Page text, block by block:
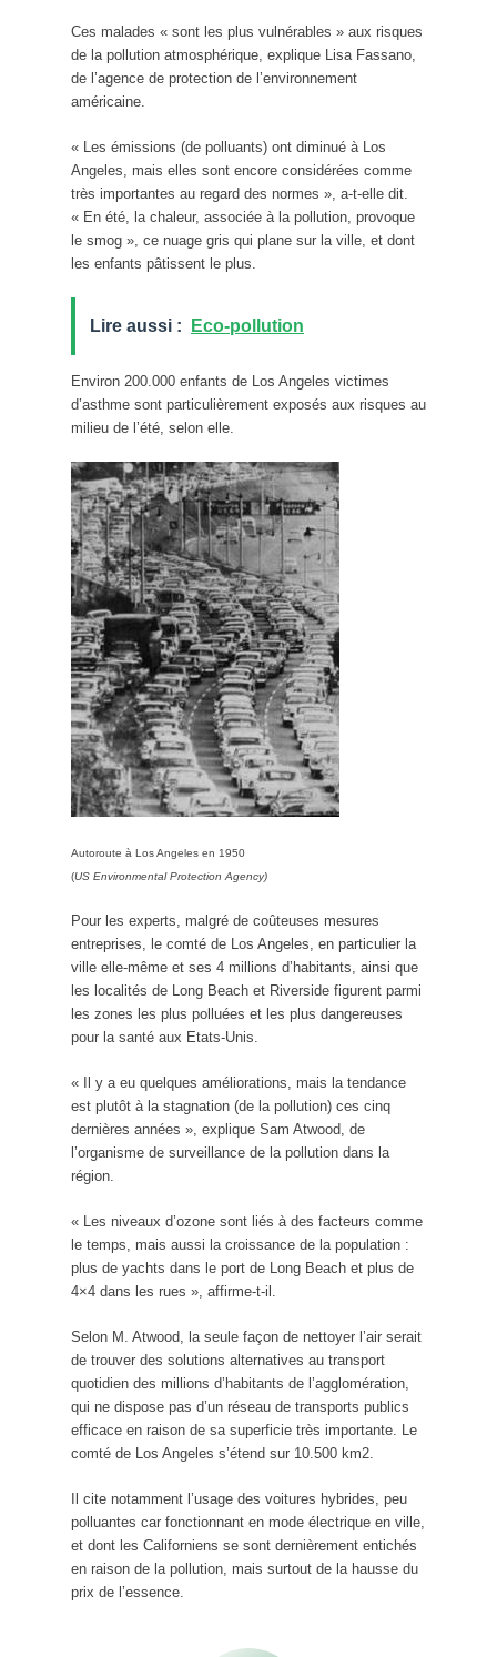
Ces malades « sont les plus vulnérables » aux risques
de la pollution atmosphérique, explique Lisa Fassano,
de l’agence de protection de l’environnement
américaine.
« Les émissions (de polluants) ont diminué à Los
Angeles, mais elles sont encore considérées comme
très importantes au regard des normes », a-t-elle dit.
« En été, la chaleur, associée à la pollution, provoque
le smog », ce nuage gris qui plane sur la ville, et dont
les enfants pâtissent le plus.
Lire aussi : Eco-pollution
Environ 200.000 enfants de Los Angeles victimes
d’asthme sont particulièrement exposés aux risques au
milieu de l’été, selon elle.
Autoroute à Los Angeles en 1950
(US Environmental Protection Agency)
Pour les experts, malgré de coûteuses mesures
entreprises, le comté de Los Angeles, en particulier la
ville elle-même et ses 4 millions d’habitants, ainsi que
les localités de Long Beach et Riverside figurent parmi
les zones les plus polluées et les plus dangereuses
pour la santé aux Etats-Unis.
« Il y a eu quelques améliorations, mais la tendance
est plutôt à la stagnation (de la pollution) ces cinq
dernières années », explique Sam Atwood, de
l’organisme de surveillance de la pollution dans la
région.
« Les niveaux d’ozone sont liés à des facteurs comme
le temps, mais aussi la croissance de la population :
plus de yachts dans le port de Long Beach et plus de
4×4 dans les rues », affirme-t-il.
Selon M. Atwood, la seule façon de nettoyer l’air serait
de trouver des solutions alternatives au transport
quotidien des millions d’habitants de l’agglomération,
qui ne dispose pas d’un réseau de transports publics
efficace en raison de sa superficie très importante. Le
comté de Los Angeles s’étend sur 10.500 km2.
Il cite notamment l’usage des voitures hybrides, peu
polluantes car fonctionnant en mode électrique en ville,
et dont les Californiens se sont dernièrement entichés
en raison de la pollution, mais surtout de la hausse du
prix de l’essence.